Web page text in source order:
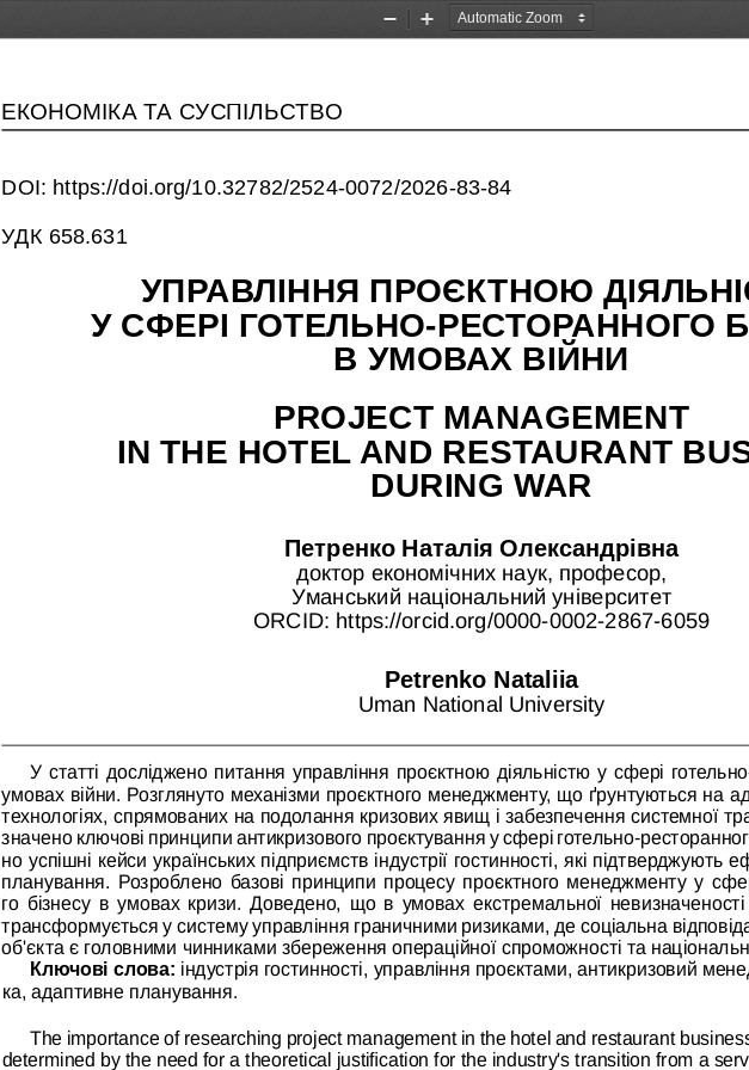
Zoom
Zoom
ЕКОНОМІКА ТА СУСПІЛЬСТВО
DOI: https://doi.org/10.32782/2524-0072/2026-83-84
УДК 658.631
УПРАВЛІННЯ ПРОЄКТНОЮ
У СФЕРІ ГОТЕЛЬНО-РЕСТОРАННОГО
В УМОВАХ ВІЙНИ
PROJECT MANAGEMENT
IN THE HOTEL AND RESTAURANT
DURING WAR
Петренко Наталія Олександрівна
доктор економічних наук, професор,
Уманський національний університет
ORCID: https://orcid.org/0000-0002-2867-6059
Petrenko Nataliia
Uman National University
У статті досліджено питання управління проєктною діяльністю у сфері
умовах війни. Розглянуто механізми проєктного менеджменту, що ґрунтуються на
технологіях, спрямованих на подолання кризових явищ і забезпечення системної
значено ключові принципи антикризового проєктування у сфері готельно-
но успішні кейси українських підприємств індустрії гостинності, які підтверджують
планування. Розроблено базові принципи процесу проєктного менеджменту у
го бізнесу в умовах кризи. Доведено, що в умовах екстремальної
трансформується у систему управління граничними ризиками, де соціальна
об'єкта є головними чинниками збереження операційної спроможності та
Ключові слова: індустрія гостинності, управління проєктами, антикризовий
ка, адаптивне планування.
The importance of researching project management in the hotel and restaurant
determined by the need for a theoretical justification for the industry's transition from a